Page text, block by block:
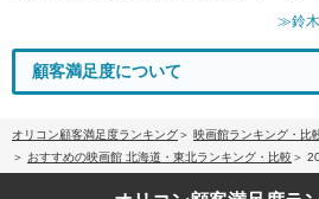
≫鈴木
顧客満足度について
オリコン顧客満足度ランキング
映画館ランキング・比
おすすめの映画館 北海道・東北ランキング・比較